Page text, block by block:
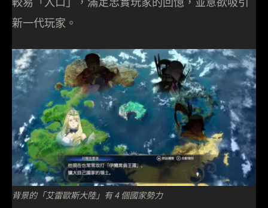
新一代玩家。
背景的「艾雷歐斯大陸」有 4 個國家勢力